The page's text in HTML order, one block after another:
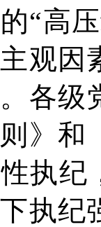
“高
观因
各级
》和
执纪
执纪